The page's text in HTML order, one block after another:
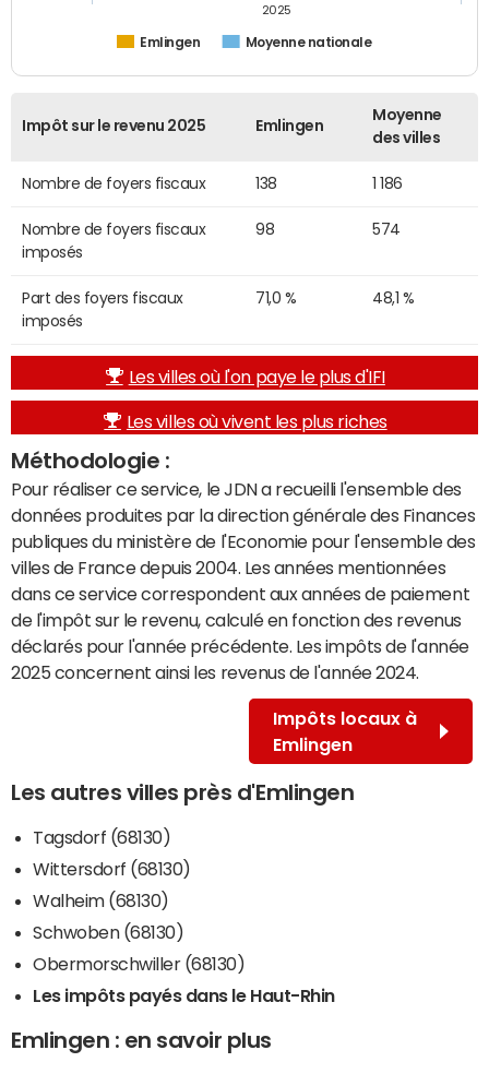
Emlingen Moyenne nationale
2025
Impôt sur le revenu 2025 Emlingen
Moyenne
des villes
Nombre de foyers fiscaux 138 1 186
Nombre de foyers fiscaux
imposés
98 574
Part des foyers fiscaux
imposés
71,0 % 48,1 %
Les villes où l'on paye le plus d'IFI
Les villes où vivent les plus riches
Méthodologie :
Pour réaliser ce service, le JDN a recueilli l'ensemble des
données produites par la direction générale des Finances
publiques du ministère de l'Economie pour l'ensemble des
villes de France depuis 2004. Les années mentionnées
dans ce service correspondent aux années de paiement
de l'impôt sur le revenu, calculé en fonction des revenus
déclarés pour l'année précédente. Les impôts de l'année
2025 concernent ainsi les revenus de l'année 2024.
Impôts locaux à
Emlingen
Les autres villes près d'Emlingen
Tagsdorf (68130)
Wittersdorf (68130)
Walheim (68130)
Schwoben (68130)
Obermorschwiller (68130)
Les impôts payés dans le Haut-Rhin
Emlingen : en savoir plus